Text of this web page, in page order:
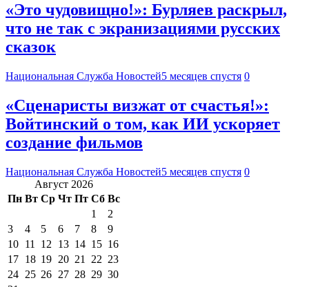
«Это чудовищно!»: Бурляев раскрыл,
что не так с экранизациями русских
сказок
Национальная Служба Новостей5 месяцев спустя 0
«Сценаристы визжат от счастья!»:
Войтинский о том, как ИИ ускоряет
создание фильмов
Национальная Служба Новостей5 месяцев спустя 0
Август 2026
Пн Вт Ср Чт Пт Сб Вс
1
2
3
4 5 6 7 8
9
10 11 12 13 14 15 16
17 18 19 20 21 22 23
24 25 26 27 28 29 30